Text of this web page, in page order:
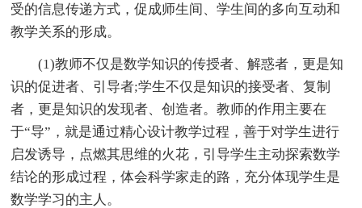
受的信息传递方式，促成师生间、学生间的多向互动和
教学关系的形成。
(1)教师不仅是数学知识的传授者、解惑者，更是知
识的促进者、引导者;学生不仅是知识的接受者、复制
者，更是知识的发现者、创造者。教师的作用主要在
于“导”，就是通过精心设计教学过程，善于对学生进行
启发诱导，点燃其思维的火花，引导学生主动探索数学
结论的形成过程，体会科学家走的路，充分体现学生是
数学学习的主人。